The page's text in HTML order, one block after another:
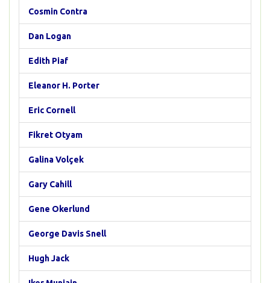
Cosmin Contra
Dan Logan
Edith Piaf
Eleanor H. Porter
Eric Cornell
Fikret Otyam
Galina Volçek
Gary Cahill
Gene Okerlund
George Davis Snell
Hugh Jack